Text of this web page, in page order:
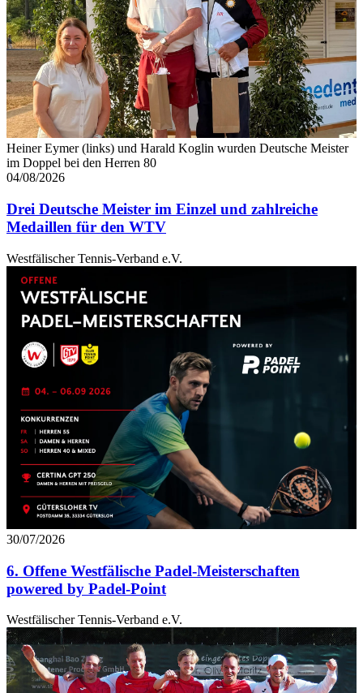
Heiner Eymer (links) und Harald Koglin wurden Deutsche Meister
im Doppel bei den Herren 80
04/08/2026
Drei Deutsche Meister im Einzel und zahlreiche
Medaillen für den WTV
Westfälischer Tennis-Verband e.V.
30/07/2026
6. Offene Westfälische Padel-Meisterschaften
powered by Padel-Point
Westfälischer Tennis-Verband e.V.